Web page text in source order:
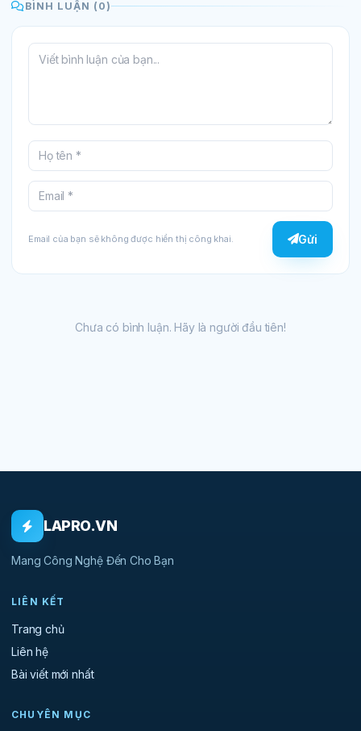
BÌNH LUẬN (0)
Email của bạn sẽ không được hiển thị công khai. Gửi
Chưa có bình luận. Hãy là người đầu tiên!
LAPRO.VN
Mang Công Nghệ Đến Cho Bạn
LIÊN KẾT
Trang chủ
Liên hệ
Bài viết mới nhất
CHUYÊN MỤC